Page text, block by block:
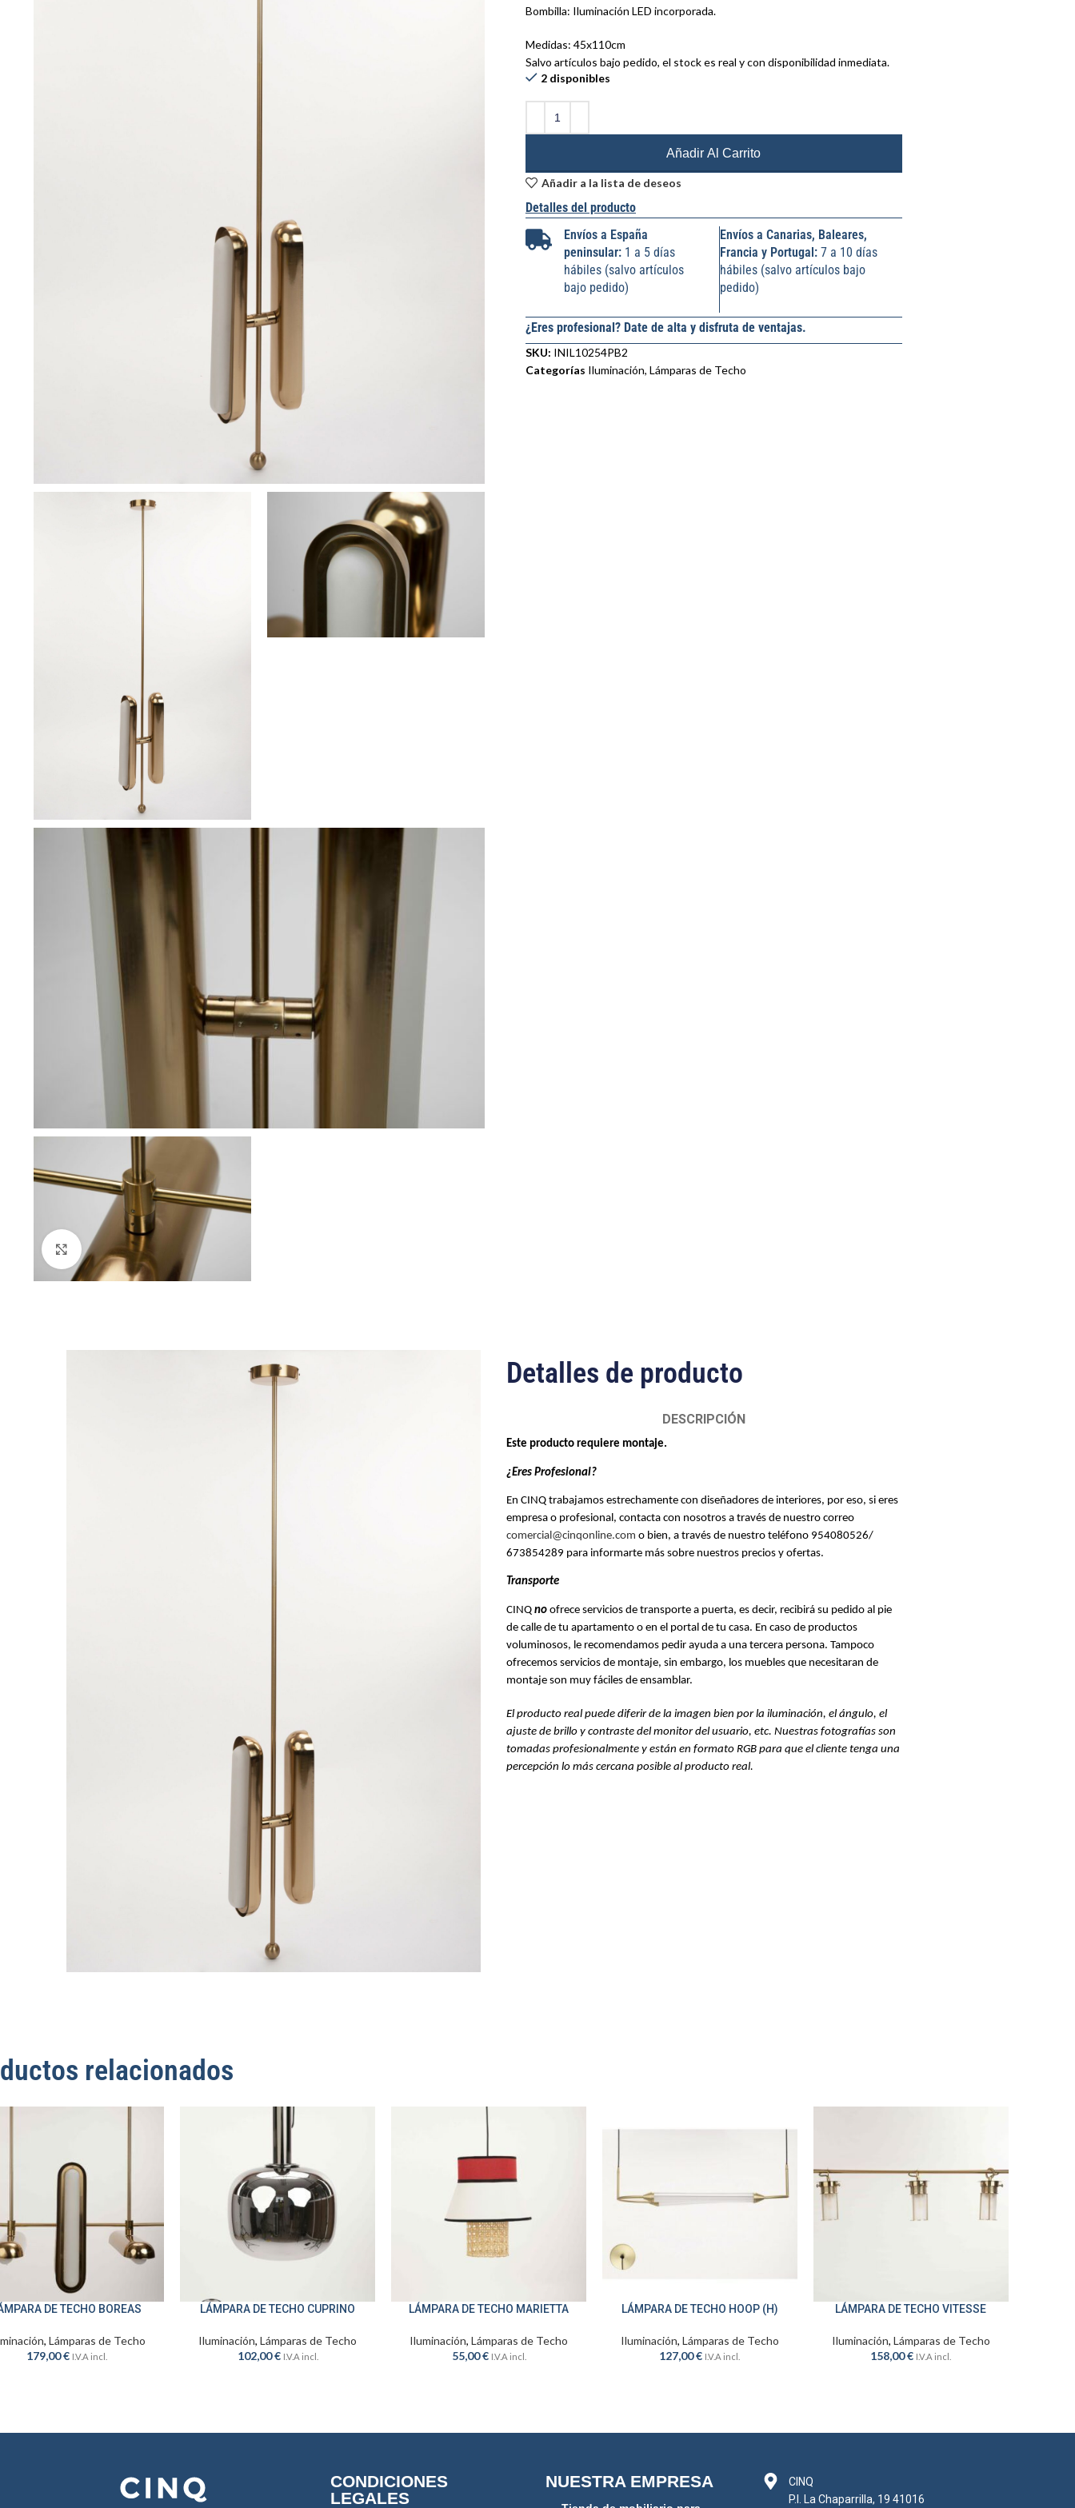
Click to enlarge
Bombilla: Iluminación LED incorporada.
Medidas: 45x110cm
Salvo artículos bajo pedido, el stock es real y con disponibilidad inmediata.
2 disponibles
Añadir Al Carrito
Añadir a la lista de deseos
Detalles del producto
Envíos a España
peninsular:1 a 5 días
hábiles (salvo artículos
bajo pedido)
Envíos a Canarias, Baleares,
Francia y Portugal: 7 a 10 días
hábiles (salvo artículos bajo
pedido)
¿Eres profesional? Date de alta y disfruta de ventajas.
SKU: INIL10254PB2
Categorías Iluminación, Lámparas de Techo
Detalles de producto
DESCRIPCIÓN
Este producto requiere montaje.
¿Eres Profesional?
En CINQ trabajamos estrechamente con diseñadores de interiores, por eso, si eres
empresa o profesional, contacta con nosotros a través de nuestro correo
comercial@cinqonline.com o bien, a través de nuestro teléfono 954080526/
673854289 para informarte más sobre nuestros precios y ofertas.
Transporte
CINQ no ofrece servicios de transporte a puerta, es decir, recibirá su pedido al pie
de calle de tu apartamento o en el portal de tu casa. En caso de productos
voluminosos, le recomendamos pedir ayuda a una tercera persona. Tampoco
ofrecemos servicios de montaje, sin embargo, los muebles que necesitaran de
montaje son muy fáciles de ensamblar.
El producto real puede diferir de la imagen bien por la iluminación, el ángulo, el
ajuste de brillo y contraste del monitor del usuario, etc. Nuestras fotografías son
tomadas profesionalmente y están en formato RGB para que el cliente tenga una
percepción lo más cercana posible al producto real.
relacionados
AL CARRITODE TECHO BOREAS
,Lámparas de Techo
179,00€ I.V.A incl.
AÑADIR AL CARRITO
LÁMPARA DE TECHO CUPRINO
Iluminación,Lámparas de Techo
102,00€ I.V.A incl.
AÑADIR AL CARRITO
LÁMPARA DE TECHO MARIETTA
Iluminación, Lámparas de Techo
55,00€ I.V.A incl.
AÑADIR AL CARRITO
LÁMPARA DE TECHO HOOP (H)
Iluminación, Lámparas de Techo
127,00€ I.V.A incl.
AÑADIR AL CARRITO
LÁMPARA DE TECHO VITESSE
Iluminación, Lámparas de Techo
158,00€ I.V.A incl.
CONDICIONES
LEGALES
NUESTRA EMPRESA
CINQ
P.I. La Chaparrilla, 19 41016